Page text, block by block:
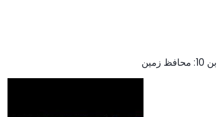
بن 10: محافظ زمین